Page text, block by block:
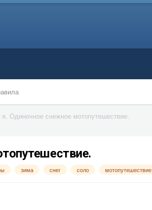
Одиночное снежное мотопутешествие.
зима снег соло мотопутешествие